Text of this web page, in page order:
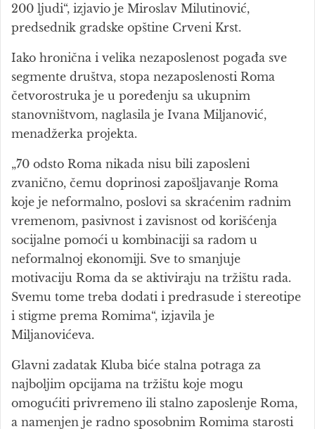
200 ljudi“, izjavio je Miroslav Milutinović,
predsednik gradske opštine Crveni Krst.
Iako hronična i velika nezaposlenost pogađa sve
segmente društva, stopa nezaposlenosti Roma
četvorostruka je u poređenju sa ukupnim
stanovništvom, naglasila je Ivana Miljanović,
menadžerka projekta.
„70 odsto Roma nikada nisu bili zaposleni
zvanično, čemu doprinosi zapošljavanje Roma
koje je neformalno, poslovi sa skraćenim radnim
vremenom, pasivnost i zavisnost od korišćenja
socijalne pomoći u kombinaciji sa radom u
neformalnoj ekonomiji. Sve to smanjuje
motivaciju Roma da se aktiviraju na tržištu rada.
Svemu tome treba dodati i predrasude i stereotipe
i stigme prema Romima“, izjavila je
Miljanovićeva.
Glavni zadatak Kluba biće stalna potraga za
najboljim opcijama na tržištu koje mogu
omogućiti privremeno ili stalno zaposlenje Roma,
a namenjen je radno sposobnim Romima starosti